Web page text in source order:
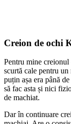
Creion de ochi
Pentru mine creionul
scurtă cale pentru
puțin așa era până
să fac asta și nici
de machiat.
Dar în continuare